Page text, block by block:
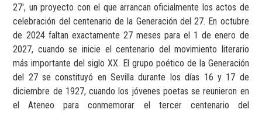
27', un proyecto con el que arrancan oficialmente los actos de
celebración del centenario de la Generación del 27. En octubre
de 2024 faltan exactamente 27 meses para el 1 de enero de
2027, cuando se inicie el centenario del movimiento literario
más importante del siglo XX. El grupo poético de la Generación
del 27 se constituyó en Sevilla durante los días 16 y 17 de
diciembre de 1927, cuando los jóvenes poetas se reunieron en
el Ateneo para conmemorar el tercer centenario del